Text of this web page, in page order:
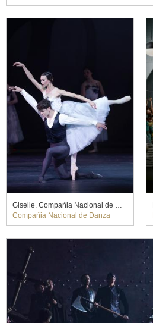
Giselle. Compañia Nacional de Danza
Compañia Nacional de Danza